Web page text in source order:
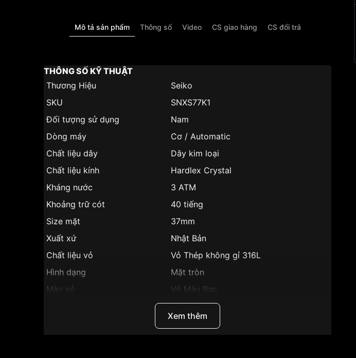
Mô tả sản phẩm Thông số Video CS giao hàng CS đổi trả
THÔNG SỐ KỸ THUẬT
Thương Hiệu
Seiko
SKU
SNXS77K1
Đối tượng sử dụng
Nam
Dòng máy
Cơ / Automatic
Chất liệu dây
Dây kim loại
Chất liệu kính
Hardlex Crystal
Kháng nước
3 ATM
Khoảng trữ cót
40 tiếng
Size mặt
37mm
Xuất xứ
Nhật Bản
Chất liệu vỏ
Vỏ Thép không gỉ 316L
Hình dạng
Mặt tròn
Màu vỏ
Vỏ Màu Bạc
Sang trọng, Tinh tế
Lịch ngày, giờ, phút, giây
Xem thêm